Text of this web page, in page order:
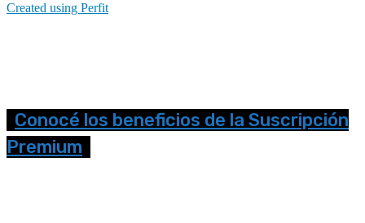
Created using Perfit
Conocé los beneficios de la Suscripción
Premium